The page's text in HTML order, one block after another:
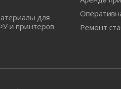
для
и принтеров
Ремонт